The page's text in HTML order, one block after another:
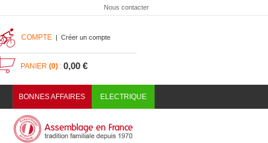
Nous contacter
COMPTE | Créer un compte
PANIER (0) : 0,00 €
BONNES AFFAIRES ELECTRIQUE